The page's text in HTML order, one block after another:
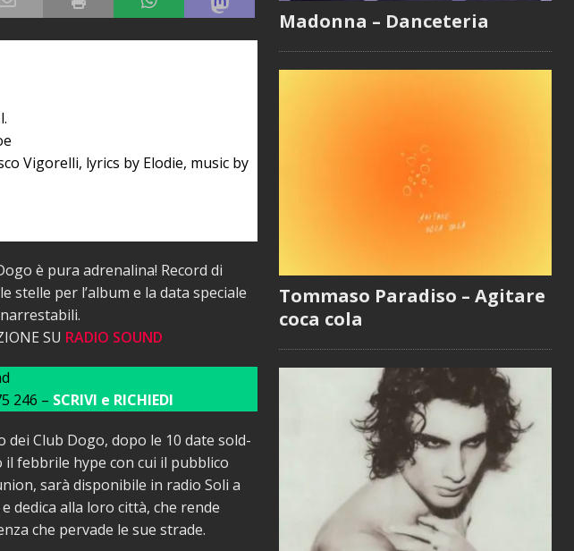
Vigorelli, lyrics by Elodie, music by
è pura adrenalina! Record di
per l’album e la data speciale
SU RADIO SOUND
246 – SCRIVI e RICHIEDI
dei Club Dogo, dopo le 10 date sold-
febbrile hype con cui il pubblico
sarà disponibile in radio Soli a
dedica alla loro città, che rende
che pervade le sue strade.
Madonna – Danceteria
Tommaso Paradiso – Agitare
coca cola